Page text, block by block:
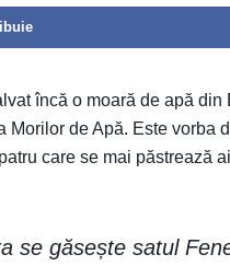
încă o moară de apă din
de Apă. Este vorba
care se mai păstrează
se găsește satul